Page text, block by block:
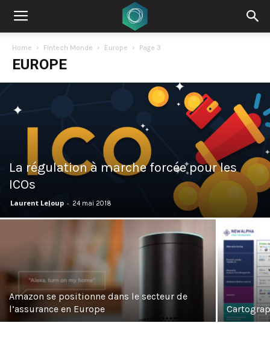
Home Fintech Monde Europe Page 3
EUROPE
La régulation à marche forcée pour les
ICOs
Laurent Leloup - 24 mai 2018
Amazon se positionne dans le secteur de
l’assurance en Europe